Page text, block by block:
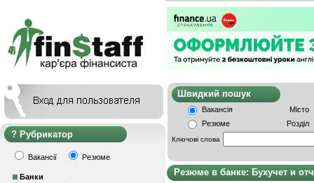
Рубрикатор
Вакансії Резюме
Банки
Швидкий
Вакансія
Місто
Резюме
Розділ
Ключові слова
Резюме в банке: Бухучет и